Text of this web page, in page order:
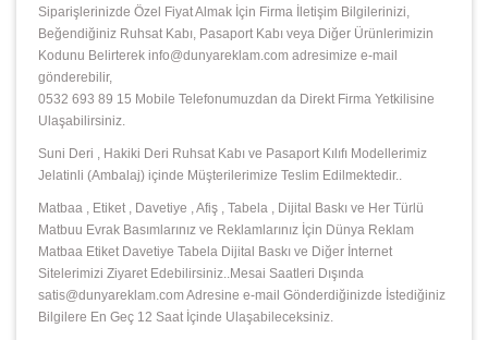
Siparişlerinizde Özel Fiyat Almak İçin Firma İletişim Bilgilerinizi,
Beğendiğiniz Ruhsat Kabı, Pasaport Kabı veya Diğer Ürünlerimizin
Kodunu Belirterek info@dunyareklam.com adresimize e-mail
gönderebilir,
0532 693 89 15 Mobile Telefonumuzdan da Direkt Firma Yetkilisine
Ulaşabilirsiniz.
Suni Deri , Hakiki Deri Ruhsat Kabı ve Pasaport Kılıfı Modellerimiz
Jelatinli (Ambalaj) içinde Müşterilerimize Teslim Edilmektedir..
Matbaa , Etiket , Davetiye , Afiş , Tabela , Dijital Baskı ve Her Türlü
Matbuu Evrak Basımlarınız ve Reklamlarınız İçin Dünya Reklam
Matbaa Etiket Davetiye Tabela Dijital Baskı ve Diğer İnternet
Sitelerimizi Ziyaret Edebilirsiniz..Mesai Saatleri Dışında
satis@dunyareklam.com Adresine e-mail Gönderdiğinizde İstediğiniz
Bilgilere En Geç 12 Saat İçinde Ulaşabileceksiniz.